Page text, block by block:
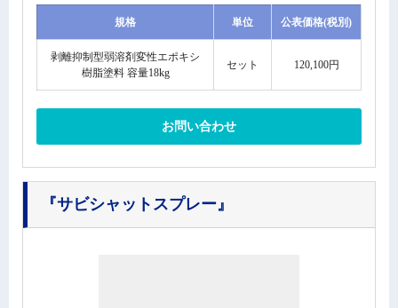
規格 単位 公表価格(税別)
剥離抑制型弱溶剤変性エポキシ
樹脂塗料 容量18kg
セット 120,100円
お問い合わせ
『サビシャットスプレー』